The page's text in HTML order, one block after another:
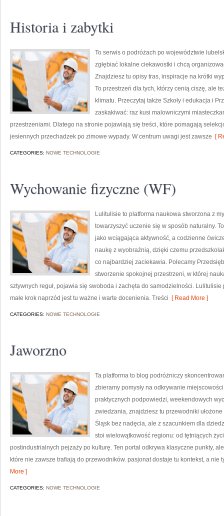
Historia i zabytki
To serwis o podróżach po województwie
zgłębiać lokalne ciekawostki i chcą
Znajdziesz tu opisy tras, inspiracje na krótki
To przestrzeń dla tych, którzy cenią ciszę, ale
klimatu. Przeczytaj także Szkoły i edukacja i
zaskakiwać: raz kusi malowniczymi
przestrzeniami. Dlatego na stronie pojawiają się treści, które pomagają
jesiennych przechadzek po zimowe wypady. W centrum uwagi jest zawsze [
CATEGORIES: NOWE TECHNOLOGIE
Wychowanie fizyczne (WF)
Lulitulisie to platforma naukowa stworzona z
towarzyszyć uczenie się w sposób naturalny.
jako wciągająca aktywność, a codzienne
naukę z wyobraźnią, dzięki czemu
co najbardziej zaciekawia. Polecamy
stworzenie spokojnej przestrzeni, w której
sztywnych reguł, pojawia się swoboda i zachęta do samodzielności.
małe krok naprzód jest tu ważne i warte docenienia. Treści [ Read More ]
CATEGORIES: NOWE TECHNOLOGIE
Jaworzno
Ta platforma to blog podróżniczy
zbieramy pomysły na odkrywanie
praktycznych podpowiedzi, weekendowych
zwiedzania, znajdziesz tu przewodniki
Śląsk bez nadęcia, ale z szacunkiem dla
stoi wielowątkowość regionu: od tętniących
postindustrialnych pejzaży po kulturę. Ten portal odkrywa klasyczne punkty,
które nie zawsze trafiają do przewodników. pasjonat dostaje tu kontekst, a nie
More ]
CATEGORIES: NOWE TECHNOLOGIE